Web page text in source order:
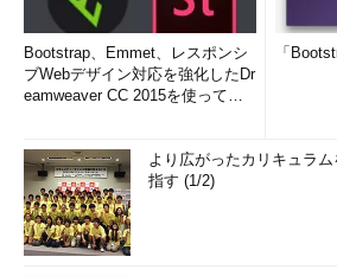
Bootstrap、Emmet、レスポンシ
ブWebデザイン対応を強化したDr
eamweaver CC 2015を使って
「
より広がったカリキュラ
指す (1/2)